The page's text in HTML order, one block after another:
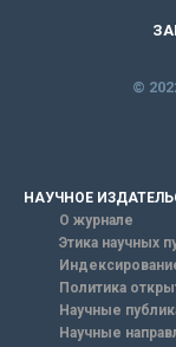
©
НАУЧНОЕ
О журнале
Этика научных
Политика
Научные
Научные